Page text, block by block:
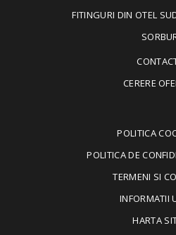
FITINGURI DIN OTEL
CERERE
POLITICA
POLITICA DE
TERMENI SI
INFORMATII
HARTA